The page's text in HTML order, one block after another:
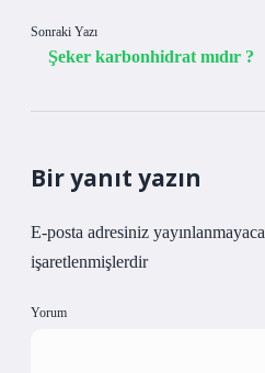
Sonraki Yazı
Şeker karbonhidrat mıdır ?
Bir yanıt yazın
E-posta adresiniz
işaretlenmişlerdir
Yorum